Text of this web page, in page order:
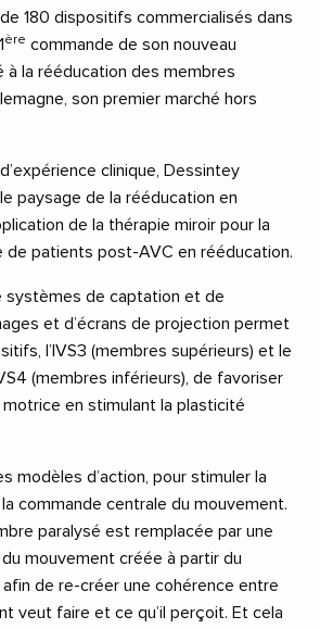
180 dispositifs commercialisés dans
ère commande de son nouveau
à la rééducation des membres
son premier marché hors
clinique, Dessintey
paysage de la rééducation en
de la thérapie miroir pour la
de patients post-AVC en rééducation.
systèmes de captation et de
et d’écrans de projection permet
l’IVS3 (membres supérieurs) et le
(membres inférieurs), de favoriser
motrice en stimulant la plasticité
modèles d’action, pour stimuler la
commande centrale du mouvement.
paralysé est remplacée par une
mouvement créée à partir du
de re-créer une cohérence entre
veut faire et ce qu’il perçoit. Et cela